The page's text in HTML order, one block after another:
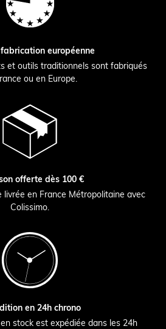
européenne
et outils traditionnels sont fabriqués
ou en Europe.
offerte dès 100 €
livrée en France Métropolitaine avec
Colissimo.
en 24h chrono
stock est expédiée dans les 24h